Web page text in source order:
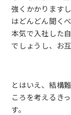
強くかかります
はどんどん聞く
本気で入社した
でしょうし、お
とはいえ、結構
ころを考えるき
す。